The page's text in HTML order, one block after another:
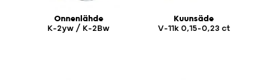
Onnenlähde
K-2yw / K-2Bw
Kuunsäde
V-11k 0,15-0,23 ct